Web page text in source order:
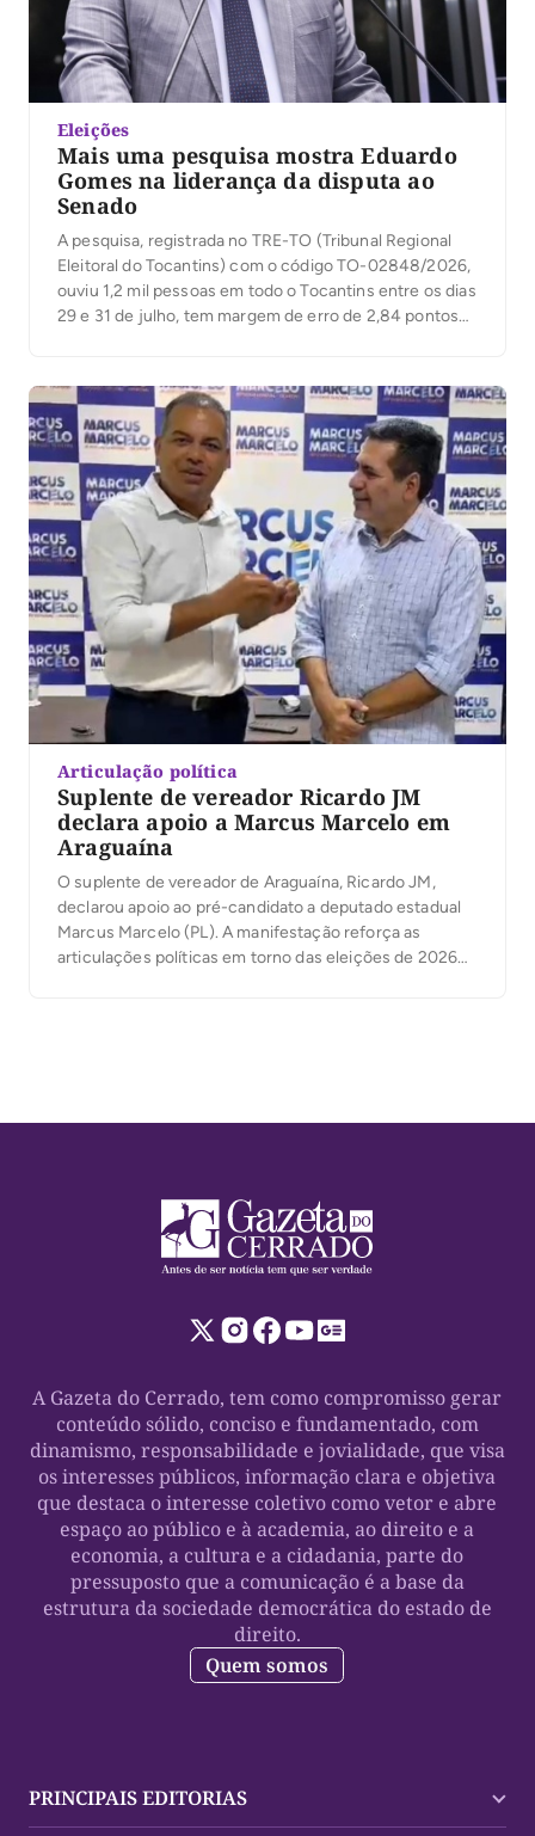
Eleições
Mais uma pesquisa mostra Eduardo
Gomes na liderança da disputa ao
Senado
A pesquisa, registrada no TRE-TO (Tribunal Regional
Eleitoral do Tocantins) com o código TO-02848/2026,
ouviu 1,2 mil pessoas em todo o Tocantins entre os dias
29 e 31 de julho, tem margem de erro de 2,84 pontos
pela RedeTV, […]
Articulação política
Suplente de vereador Ricardo JM
declara apoio a Marcus Marcelo em
Araguaína
O suplente de vereador de Araguaína, Ricardo JM,
declarou apoio ao pré-candidato a deputado estadual
Marcus Marcelo (PL). A manifestação reforça as
articulações políticas em torno das eleições de 2026
A Gazeta do Cerrado, tem como compromisso gerar
conteúdo sólido, conciso e fundamentado, com
dinamismo, responsabilidade e jovialidade, que visa
os interesses públicos, informação clara e objetiva
que destaca o interesse coletivo como vetor e abre
espaço ao público e à academia, ao direito e a
economia, a cultura e a cidadania, parte do
pressuposto que a comunicação é a base da
estrutura da sociedade democrática do estado de
direito.
Quem somos
PRINCIPAIS EDITORIAS